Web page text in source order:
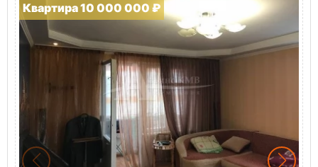
Квартира 10 000 000 ₽